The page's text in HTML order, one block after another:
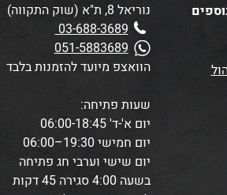
נוריאל 8, ת"א (שוק התקווה)
03-688-3689
051-5883689
הוואצפ מיועד להזמנות בלבד
שעות פתיחה:
יום א'-ד' 06:00-18:45
יום חמישי 19:30–06:00
יום שישי וערבי חג פתיחה
בשעה 4:00
סגירה 45 דקות